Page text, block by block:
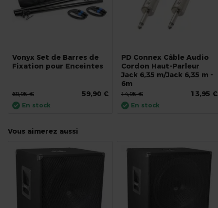
Vonyx Set de Barres de
Fixation pour Enceintes
59,90 €
69,95 €
En stock
PD Connex Câble Audio
Cordon Haut-Parleur
Jack 6,35 m/Jack 6,35 m -
6m
13,95 €
14,95 €
En stock
Vous aimerez aussi